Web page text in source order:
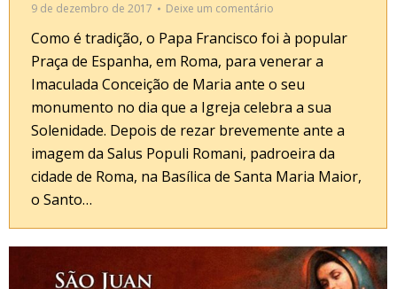
9 de dezembro de 2017
Deixe um comentário
Como é tradição, o Papa Francisco foi à popular
Praça de Espanha, em Roma, para venerar a
Imaculada Conceição de Maria ante o seu
monumento no dia que a Igreja celebra a sua
Solenidade. Depois de rezar brevemente ante a
imagem da Salus Populi Romani, padroeira da
cidade de Roma, na Basílica de Santa Maria Maior,
o Santo…